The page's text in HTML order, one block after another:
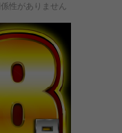
性がありません